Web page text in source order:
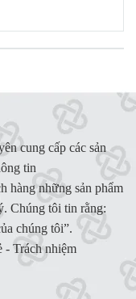
cung cấp các sản
tin
hàng những sản phẩm
Chúng tôi tin rằng:
chúng tôi”.
- Trách nhiệm